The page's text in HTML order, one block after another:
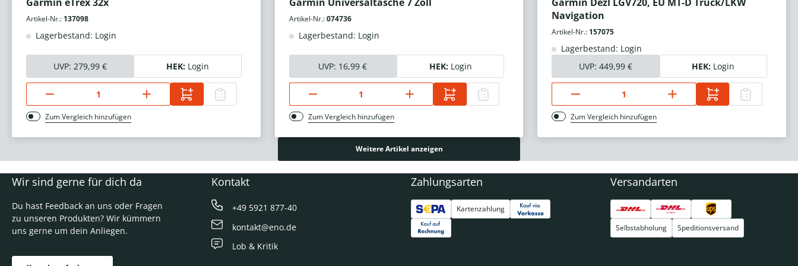
Artikel-Nr.: 137098
Lagerbestand: Login
UVP: 279,99 € HEK: Login
Zum Vergleich hinzufügen
Artikel-Nr.:074736
Lagerbestand: Login
UVP: 16,99 € HEK: Login
Zum Vergleich hinzufügen
Navigation
Artikel-Nr.: 157075
Lagerbestand: Login
UVP: 449,99 € HEK: Login
Zum Vergleich hinzufügen
Weitere Artikel anzeigen
Wir sind gerne für dich da
Du hast Feedback an uns oder Fragen
zu unseren Produkten? Wir kümmern
uns gerne um dein Anliegen.
Kontakt
+49 5921 877-40
kontakt@eno.de
Lob & Kritik
Zahlungsarten
Kartenzahlung
Versandarten
Selbstabholung Speditionsversand